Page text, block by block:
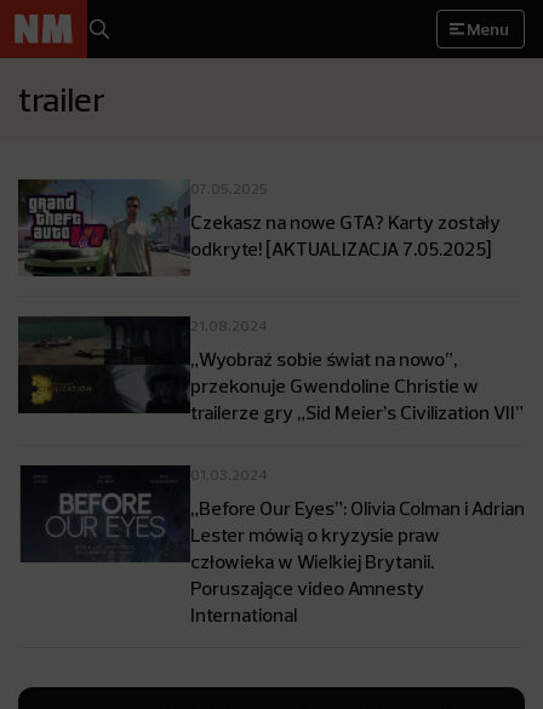
Menu
trailer
07.05.2025
Czekasz na nowe GTA? Karty zostały
odkryte! [AKTUALIZACJA 7.05.2025]
21.08.2024
„Wyobraź sobie świat na nowo”,
przekonuje Gwendoline Christie w
trailerze gry „Sid Meier’s Civilization VII”
01.03.2024
„Before Our Eyes”: Olivia Colman i Adrian
Lester mówią o kryzysie praw
człowieka w Wielkiej Brytanii.
Poruszające video Amnesty
International